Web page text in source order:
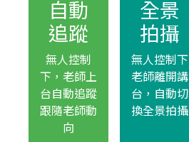
自動
追蹤
無人控制
下，老師上
台自動追蹤
跟隨老師動
向
全景
拍攝
無人控制下
老師離開講
台，自動切
換全景拍攝